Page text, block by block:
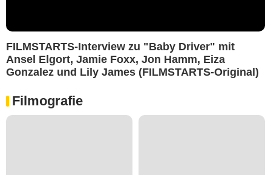
FILMSTARTS-Interview zu "Baby Driver" mit
Ansel Elgort, Jamie Foxx, Jon Hamm, Eiza
Gonzalez und Lily James (FILMSTARTS-Original)
Filmografie